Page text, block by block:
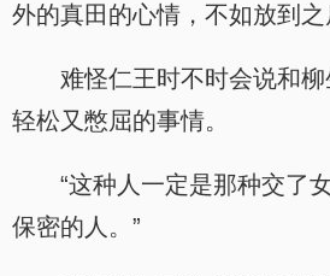
外的真田的心情，不如放到之
难怪仁王时不时会说和
轻松又憋屈的事情。
“这种人一定是那种交了
保密的人。”